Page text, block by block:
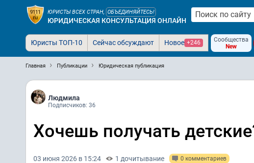
ЮРИСТЫ ВСЕХ СТРАН, ОБЪЕДИНЯЙТЕСЬ!
ЮРИДИЧЕСКАЯ КОНСУЛЬТАЦИЯ ОНЛАЙН
Юристы ТОП-10 Сейчас обсуждают Новое +246
Сообщества
New
Главная Публикации Юридическая публикация
Людмила
Подписчиков: 36
Хочешь получать
03 июня 2026 в 15:24 1 дочитывание 0 комментариев